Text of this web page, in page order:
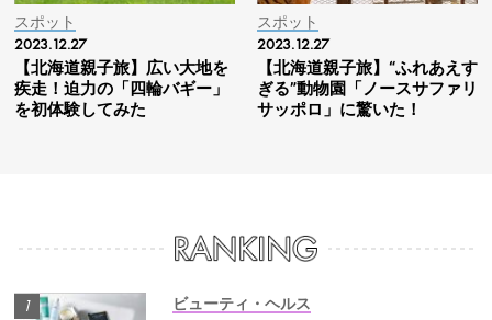
スポット
2023.12.27
【北海道親子旅】広い大地を
疾走！迫力の「四輪バギー」
を初体験してみた
スポット
2023.12.27
【北海道親子旅】“ふれあえす
ぎる”動物園「ノースサファリ
サッポロ」に驚いた！
ビューティ・ヘルス